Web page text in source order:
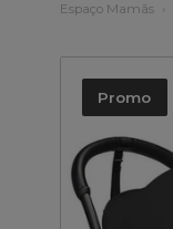
Espaço Mamãs
Promo